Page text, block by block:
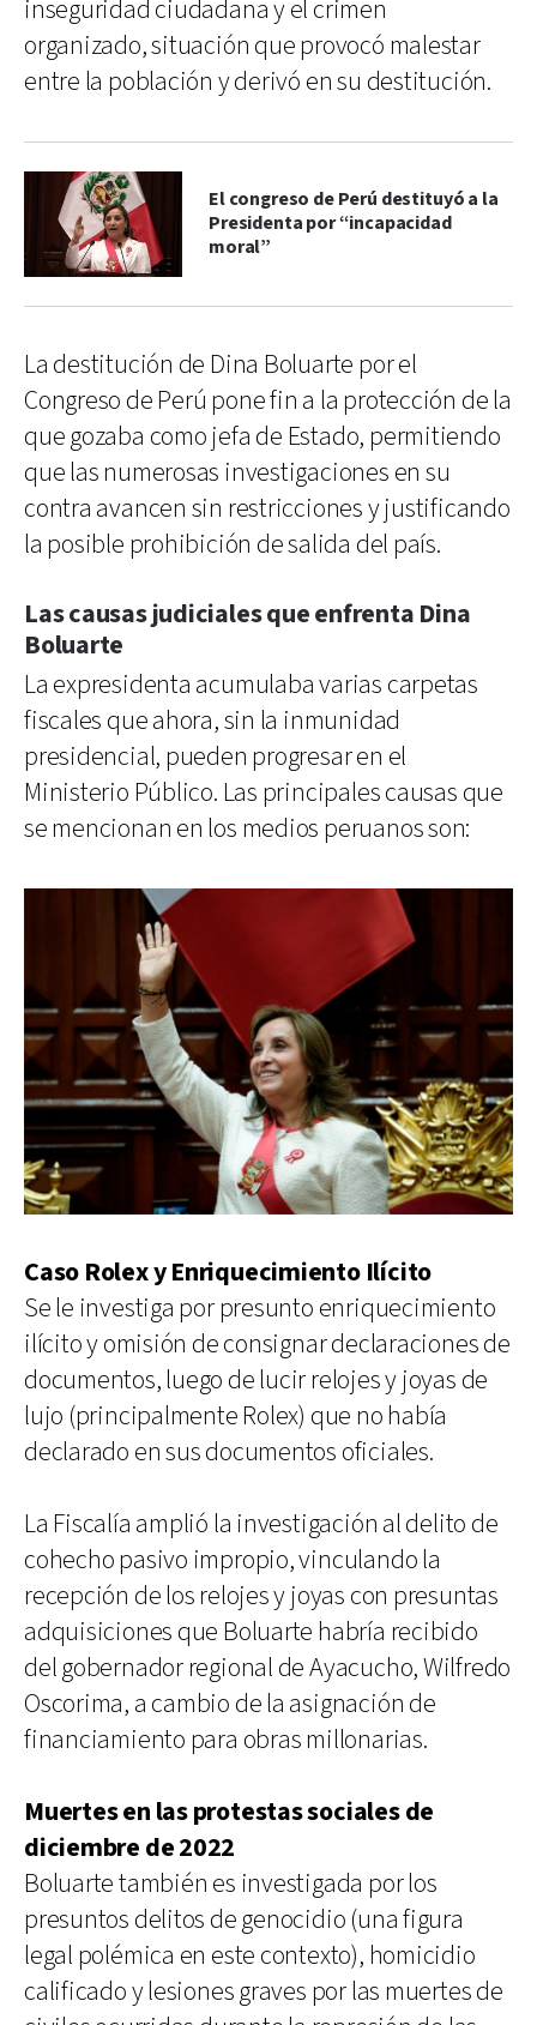
inseguridad ciudadana y el crimen
organizado, situación que provocó malestar
entre la población y derivó en su destitución.
El congreso de Perú destituyó a la
Presidenta por “incapacidad
moral”
La destitución de Dina Boluarte por el
Congreso de Perú pone fin a la protección de la
que gozaba como jefa de Estado, permitiendo
que las numerosas investigaciones en su
contra avancen sin restricciones y justificando
la posible prohibición de salida del país.
Las causas judiciales que enfrenta Dina
Boluarte
La expresidenta acumulaba varias carpetas
fiscales que ahora, sin la inmunidad
presidencial, pueden progresar en el
Ministerio Público. Las principales causas que
se mencionan en los medios peruanos son:
Caso Rolex y Enriquecimiento Ilícito
Se le investiga por presunto enriquecimiento
ilícito y omisión de consignar declaraciones de
documentos, luego de lucir relojes y joyas de
lujo (principalmente Rolex) que no había
declarado en sus documentos oficiales.
La Fiscalía amplió la investigación al delito de
cohecho pasivo impropio, vinculando la
recepción de los relojes y joyas con presuntas
adquisiciones que Boluarte habría recibido
del gobernador regional de Ayacucho, Wilfredo
Oscorima, a cambio de la asignación de
financiamiento para obras millonarias.
Muertes en las protestas sociales de
diciembre de 2022
Boluarte también es investigada por los
presuntos delitos de genocidio (una figura
legal polémica en este contexto), homicidio
calificado y lesiones graves por las muertes de